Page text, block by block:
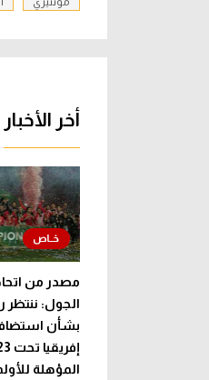
أخر الأخبار
مصدر من
الجول: ننتظر
بشأن
المؤهلة